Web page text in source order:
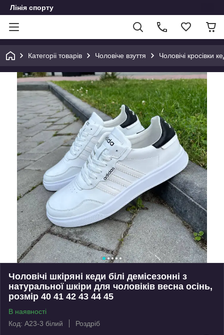
Лінія спорту
Категоріі товарів Чоловіче взуття Чоловічі кросівки
Чоловічі шкіряні кеди білі демісезонні з
натуральної шкіри для чоловіків весна осінь,
розмір 40 41 42 43 44 45
В наявності
Код: А23-3 білий
Роздріб